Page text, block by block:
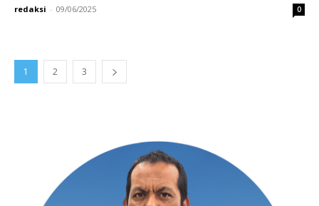
redaksi - 09/06/2025 0
1 2 3